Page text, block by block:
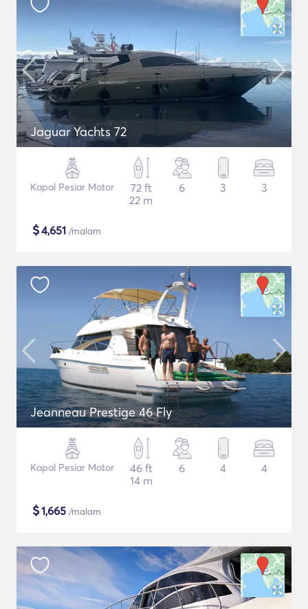
Jaguar Yachts 72
Kapal Pesiar Motor
72 ft
22 m
6 3 3
$4,651 /malam
Jeanneau Prestige 46 Fly
Kapal Pesiar Motor
46 ft
14 m
6 4 4
$1,665 /malam